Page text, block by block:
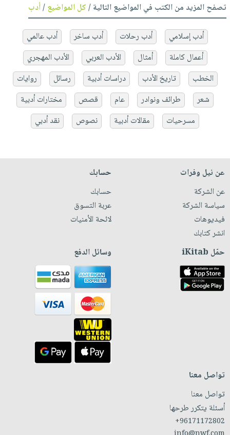
تصفح المزيد من الكتب في المواضيع التالية /كل المواضيع/أدب
أدب إسلامي أدب رحلات أدب ساخر
أدب عالمي
أعمال كاملة
أمثال الأدب العربي
الأدب المهجري
الخطب
تاريخ الأدب دراسات أدبية رسائل
روايات
شعر
طرائف ونوادر عام قصص
مختارات أدبية
مسرحيات
مقالات أدبية نصوص نقد أدبي
عن نيل وفرات
عن الشركة
سياسة الشركة
فيديوهات
انشر كتابك
حسابك
حسابك
عربة التسوق
لائحة الأمنيات
حمّل iKitab وسائل الدفع
تواصل معنا
تواصل معنا
أسئلة يتكرر طرحها
+96171172802